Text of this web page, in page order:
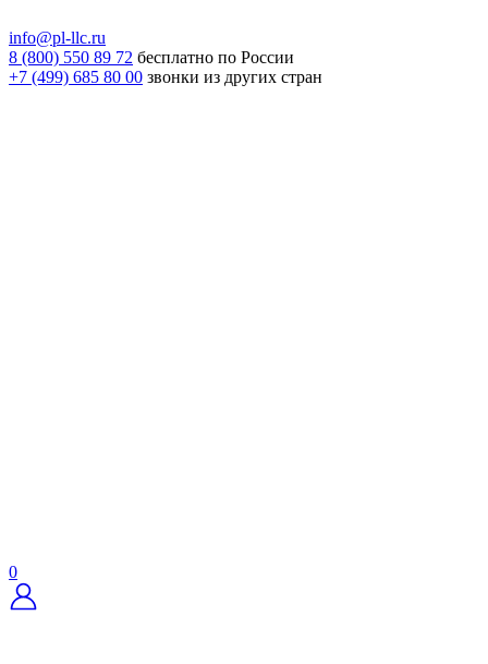
info@pl-llc.ru
8 (800) 550 89 72 бесплатно по России
+7 (499) 685 80 00 звонки из других стран
0